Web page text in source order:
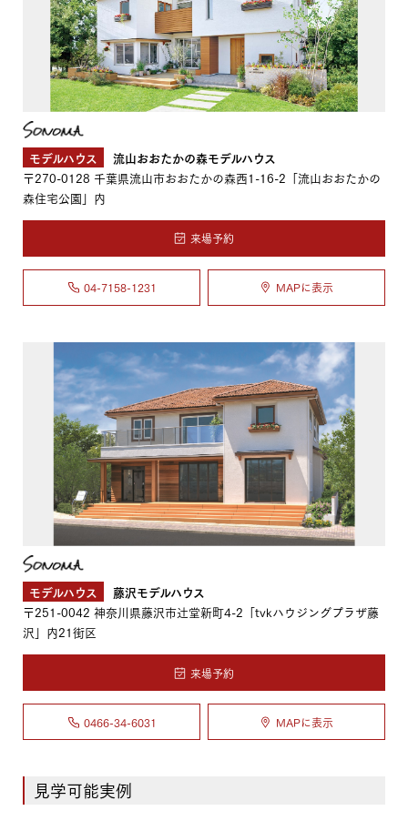
モデルハウス 流山おおたかの森モデルハウス
〒270-0128 千葉県流山市おおたかの森西1-16-2「流山おおたかの
森住宅公園」内
来場予約
04-7158-1231 MAPに表示
モデルハウス 藤沢モデルハウス
〒251-0042 神奈川県藤沢市辻堂新町4-2「tvkハウジングプラザ藤
沢」内21街区
来場予約
0466-34-6031 MAPに表示
見学可能実例